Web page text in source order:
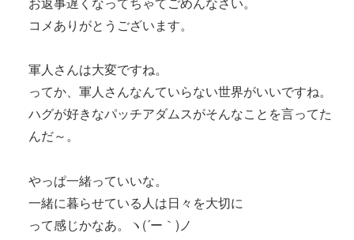
コメありがとうございます。
軍人さんは大変ですね。
ってか、軍人さんなんていらない世界がいいですね。
ハグが好きなパッチアダムスがそんなことを言ってた
んだ～。
やっぱ一緒っていいな。
一緒に暮らせている人は日々を大切に
って感じかなあ。ヽ(´ー｀)ノ